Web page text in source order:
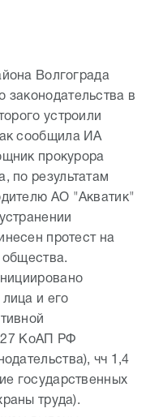
Волгограда
законодательства в
устроили
сообщила ИА
прокурора
по результатам
АО "Акватик"
протест на
общества.
и его
КоАП РФ
чч 1,4
государственных
труда).